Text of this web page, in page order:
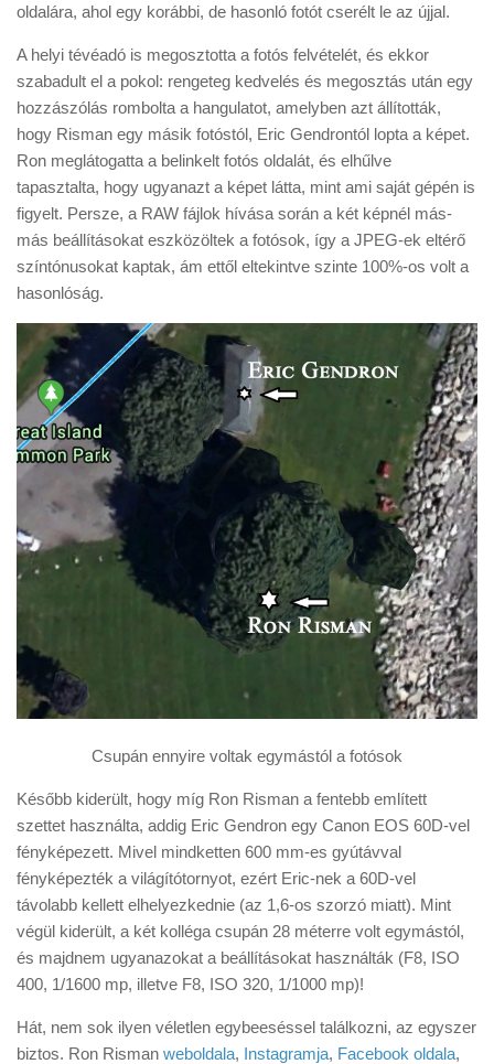
oldalára, ahol egy korábbi, de hasonló fotót cserélt le az újjal.
A helyi tévéadó is megosztotta a fotós felvételét, és ekkor
szabadult el a pokol: rengeteg kedvelés és megosztás után egy
hozzászólás rombolta a hangulatot, amelyben azt állították,
hogy Risman egy másik fotóstól, Eric Gendrontól lopta a képet.
Ron meglátogatta a belinkelt fotós oldalát, és elhűlve
tapasztalta, hogy ugyanazt a képet látta, mint ami saját gépén is
figyelt. Persze, a RAW fájlok hívása során a két képnél más-
más beállításokat eszközöltek a fotósok, így a JPEG-ek eltérő
színtónusokat kaptak, ám ettől eltekintve szinte 100%-os volt a
hasonlóság.
Csupán ennyire voltak egymástól a fotósok
Később kiderült, hogy míg Ron Risman a fentebb említett
szettet használta, addig Eric Gendron egy Canon EOS 60D-vel
fényképezett. Mivel mindketten 600 mm-es gyútávval
fényképezték a világítótornyot, ezért Eric-nek a 60D-vel
távolabb kellett elhelyezkednie (az 1,6-os szorzó miatt). Mint
végül kiderült, a két kolléga csupán 28 méterre volt egymástól,
és majdnem ugyanazokat a beállításokat használták (F8, ISO
400, 1/1600 mp, illetve F8, ISO 320, 1/1000 mp)!
Hát, nem sok ilyen véletlen egybeeséssel találkozni, az egyszer
biztos. Ron Risman weboldala, Instagramja, Facebook oldala,